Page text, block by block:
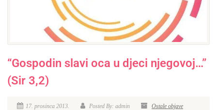
“Gospodin slavi oca u djeci njegovoj…”
(Sir 3,2)
17. prosinca 2013. Posted By: admin
Ostale objave